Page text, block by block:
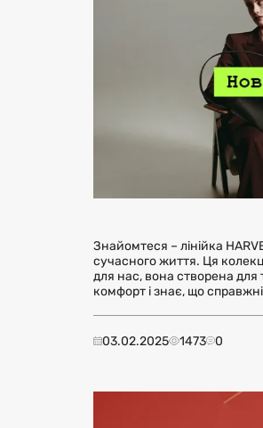
Знайомтеся – лінійка
сучасного життя. Ця
для нас, вона створена для
комфорт і знає, що
03.02.2025 1473 0